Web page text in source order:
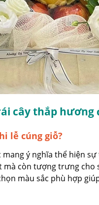
cây thắp hương
lễ cúng giỗ?
ý nghĩa thể hiện
mà còn tượng trưng
màu sắc phù hợp